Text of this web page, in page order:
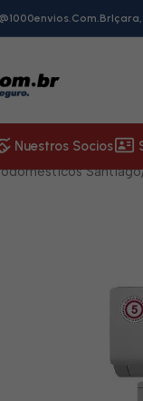
Nuestros Socios
Santiago